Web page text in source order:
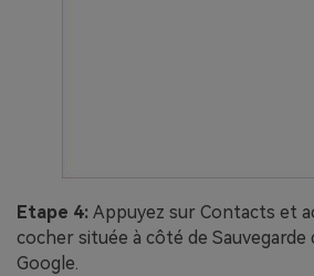
Etape 4: Appuyez sur Contacts et
cocher située à côté de
Google.